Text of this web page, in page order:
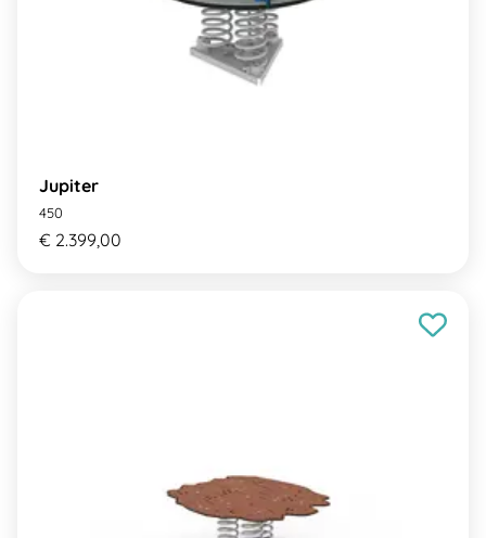
Jupiter
450
€ 2.399,00